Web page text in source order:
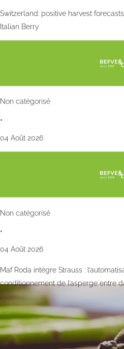
Switzerland: positive harvest
Italian Berry
Non catégorisé
•
04 Août 2026
Non catégorisé
•
04 Août 2026
Maf Roda intègre Strauss :
conditionnement de l’asperge entre